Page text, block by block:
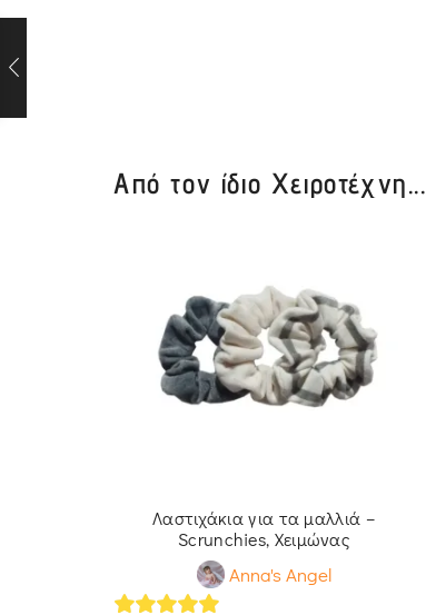
Από τον ίδιο Χειροτέχνη...
Λαστιχάκια για τα μαλλιά –
Scrunchies, Χειμώνας
Anna's Angel